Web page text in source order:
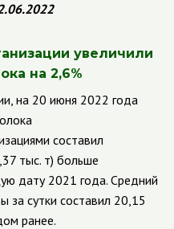
увеличили
на 2,6%
на 20 июня 2022 года
составил
тыс. т) больше
дату 2021 года. Средний
сутки составил 20,15
ранее.